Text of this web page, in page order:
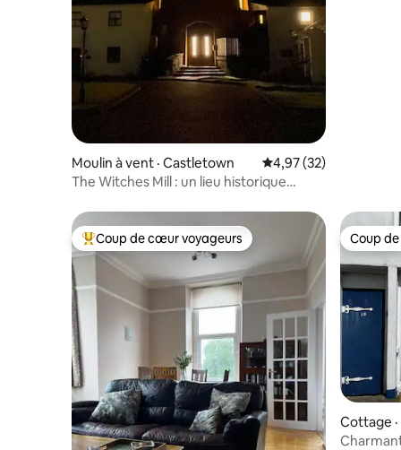
Moulin à vent · Castletown Note moyenne de
4,97 (32)
The Witches Mill : un lieu historique
Coup de cœur voyageurs parmi les plus aimés
Coup de cœur voyageurs Coup
Coup
Cottage